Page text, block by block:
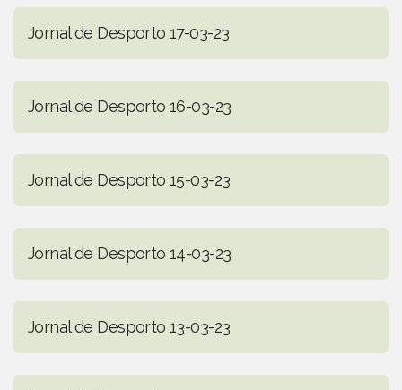
Jornal de Desporto 17-03-23
Jornal de Desporto 16-03-23
Jornal de Desporto 15-03-23
Jornal de Desporto 14-03-23
Jornal de Desporto 13-03-23